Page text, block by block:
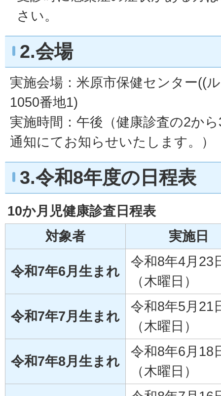
さい。
2.会場
実施会場：米原市保健センター((
1050番地1)
実施時間：午後（健康診査の2か
通知にてお知らせいたします。）
3.令和8年度の日程表
10か月児健康診査日程表
対象者
実施日
令和7年6月生まれ
令和8年4月23
（木曜日）
令和7年7月生まれ
令和8年5月21
（木曜日）
令和7年8月生まれ
令和8年6月18
（木曜日）